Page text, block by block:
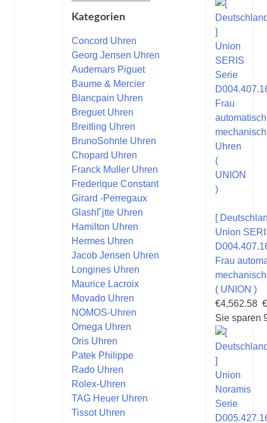
Kategorien
Concord Uhren
Georg Jensen Uhren
Audemars Piguet
Baume & Mercier
Blancpain Uhren
Breguet Uhren
Breitling Uhren
BrunoSohnle Uhren
Chopard Uhren
Franck Muller Uhren
Frederique Constant
Girard -Perregaux
GlashГјtte Uhren
Hamilton Uhren
Hermes Uhren
Jacob Jensen Uhren
Longines Uhren
Maurice Lacroix
Movado Uhren
NOMOS-Uhren
Omega Uhren
Oris Uhren
Patek Philippe
Rado Uhren
Rolex-Uhren
TAG Heuer Uhren
Tissot Uhren
[
Union
Frau
( UNION )
€4,562.58
Sie sparen